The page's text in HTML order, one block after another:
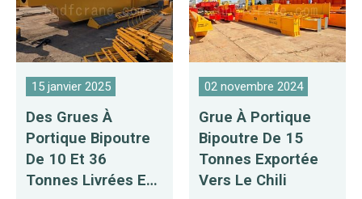
15 janvier 2025
Des Grues À
Portique Bipoutre
De 10 Et 36
Tonnes Livrées En
02 novembre 2024
Grue À Portique
Bipoutre De 15
Tonnes Exportée
Vers Le Chili